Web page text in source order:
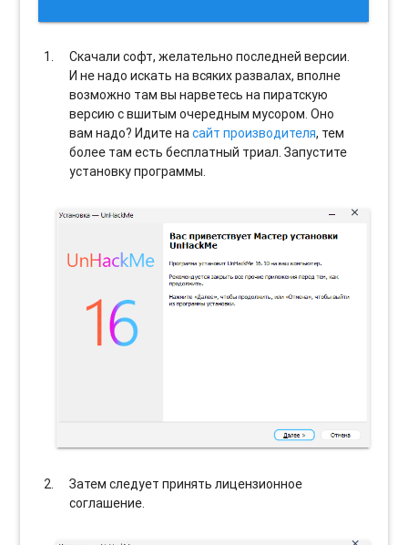
Скачали софт, желательно последней версии.
И не надо искать на всяких развалах, вполне
возможно там вы нарветесь на пиратскую
версию с вшитым очередным мусором. Оно
вам надо? Идите насайт производителя, тем
более там есть бесплатный триал. Запустите
установку программы.
Затем следует принять лицензионное
соглашение.